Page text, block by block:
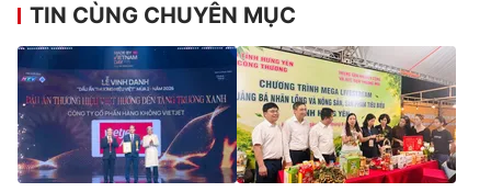
TIN CÙNG CHUYÊN MỤC